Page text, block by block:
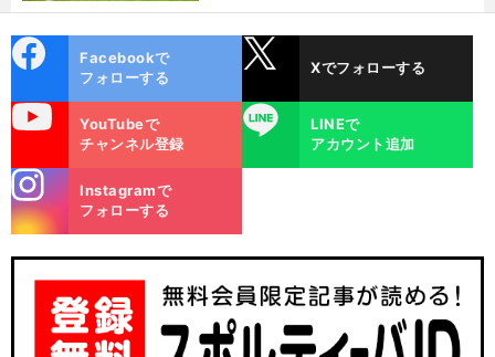
ok
Facebookで
フォローする
Xでフォローする
YouTubeで
チャンネル登録
LINE
LINEで
アカウント追加
m
Instagramで
フォローする